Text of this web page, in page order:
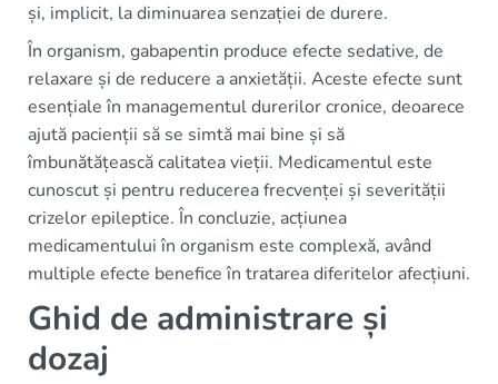
și, implicit, la diminuarea senzației de durere.
În organism, gabapentin produce efecte sedative, de
relaxare și de reducere a anxietății. Aceste efecte sunt
esențiale în managementul durerilor cronice, deoarece
ajută pacienții să se simtă mai bine și să
îmbunătățească calitatea vieții. Medicamentul este
cunoscut și pentru reducerea frecvenței și severității
crizelor epileptice. În concluzie, acțiunea
medicamentului în organism este complexă, având
multiple efecte benefice în tratarea diferitelor afecțiuni.
Ghid de administrare și
dozaj